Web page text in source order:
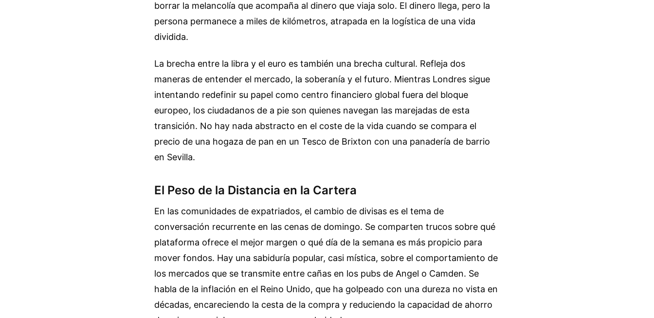
borrar la melancolía que acompaña al dinero que viaja solo. El dinero llega, pero la
persona permanece a miles de kilómetros, atrapada en la logística de una vida
dividida.
La brecha entre la libra y el euro es también una brecha cultural. Refleja dos
maneras de entender el mercado, la soberanía y el futuro. Mientras Londres sigue
intentando redefinir su papel como centro financiero global fuera del bloque
europeo, los ciudadanos de a pie son quienes navegan las marejadas de esta
transición. No hay nada abstracto en el coste de la vida cuando se compara el
precio de una hogaza de pan en un Tesco de Brixton con una panadería de barrio
en Sevilla.
El Peso de la Distancia en la Cartera
En las comunidades de expatriados, el cambio de divisas es el tema de
conversación recurrente en las cenas de domingo. Se comparten trucos sobre qué
plataforma ofrece el mejor margen o qué día de la semana es más propicio para
mover fondos. Hay una sabiduría popular, casi mística, sobre el comportamiento de
los mercados que se transmite entre cañas en los pubs de Angel o Camden. Se
habla de la inflación en el Reino Unido, que ha golpeado con una dureza no vista en
décadas, encareciendo la cesta de la compra y reduciendo la capacidad de ahorro